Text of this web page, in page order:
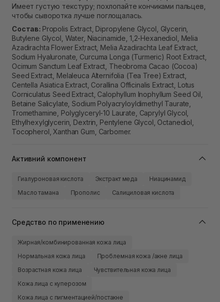
Имеет густую текстуру; похлопайте кончиками пальцев,
чтобы сыворотка лучше поглощалась.
Состав: Propolis Extract, Dipropylene Glycol, Glycerin,
Butylene Glycol, Water, Niacinamide, 1,2-Hexanediol, Melia
Azadirachta Flower Extract, Melia Azadirachta Leaf Extract,
Sodium Hyaluronate, Curcuma Longa (Turmeric) Root Extract,
Ocimum Sanctum Leaf Extract, Theobroma Cacao (Cocoa)
Seed Extract, Melaleuca Alternifolia (Tea Tree) Extract,
Centella Asiatica Extract, Corallina Officinalis Extract, Lotus
Corniculatus Seed Extract, Calophyllum Inophyllum Seed Oil,
Betaine Salicylate, Sodium Polyacryloyldimethyl Taurate,
Tromethamine, Polyglyceryl-10 Laurate, Caprylyl Glycol,
Ethylhexylglycerin, Dextrin, Pentylene Glycol, Octanediol,
Tocopherol, Xanthan Gum, Carbomer.
Активний компонент
Гиалуроновая кислота Экстракт меда
Ниацинамид
Масло тамана
Прополис Салициловая кислота
Средство по применению
Жирная/комбинированная кожа лица
Нормальная кожа лица
Проблемная кожа /акне лица
Возрастная кожа лица
Чувствительная кожа лица
Кожа лица с куперозом
Кожа лица с пигментацией/постакне